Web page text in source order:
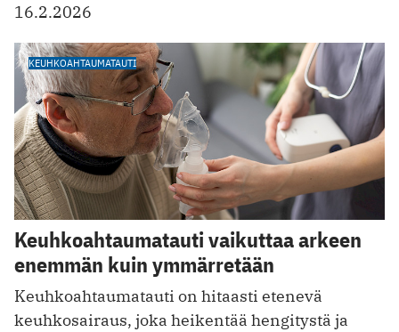
16.2.2026
KEUHKOAHTAUMATAUTI
Keuhkoahtaumatauti vaikuttaa arkeen
enemmän kuin ymmärretään
Keuhkoahtaumatauti on hitaasti etenevä
keuhkosairaus, joka heikentää hengitystä ja